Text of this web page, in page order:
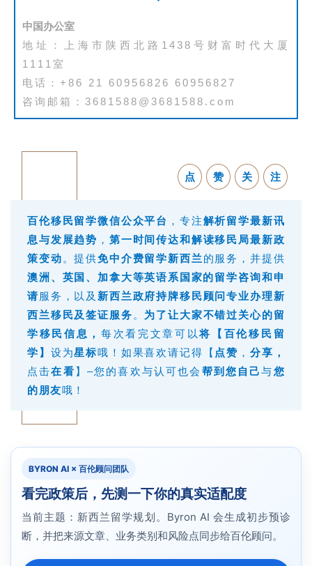
询中国办公室
地址：上海市陕西北路1438号财富时代大厦
1111室
电话：+86 21 60956826 60956827
咨询邮箱：3681588@3681588.com
点 赞 关 注
百伦移民留学微信公众平台 ，专注解析留学最新讯
息与发展趋势 ， 第一时间传达和解读移民局最新政
策变动 。提供免中介费留学新西兰的服务，并提供
澳洲、英国、加拿大等英语系国家的留学咨询和申
请 服务，以及 新西兰政府持牌移民顾问专业办理新
西兰移民及签证服务 。 为了让大家不错过关心的留
学移民信息，每次看完文章可以将【百伦移民留
学】 设为星标哦！如果喜欢请记得【 点赞 ， 分享 ，
点击在看 】–您的喜欢与认可也会 帮到您自己与您
的朋友哦！
BYRON AI × 百伦顾问团队
看完政策后，先测一下你的真实适配度
当前主题：新西兰留学规划。Byron AI 会生成初步预诊
断，并把来源文章、业务类别和风险点同步给百伦顾问。